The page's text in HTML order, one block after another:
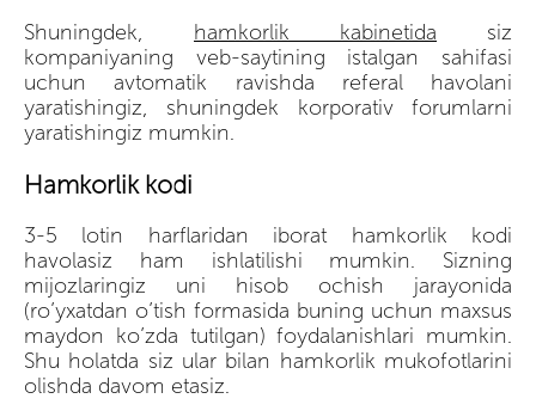
Shuningdek, hamkorlik kabinetida siz
kompaniyaning veb-saytining istalgan sahifasi
uchun avtomatik ravishda referal havolani
yaratishingiz, shuningdek korporativ forumlarni
yaratishingiz mumkin.
Hamkorlik kodi
3-5 lotin harflaridan iborat hamkorlik kodi
havolasiz ham ishlatilishi mumkin. Sizning
mijozlaringiz uni hisob ochish jarayonida
(ro’yxatdan o’tish formasida buning uchun maxsus
maydon ko’zda tutilgan) foydalanishlari mumkin.
Shu holatda siz ular bilan hamkorlik mukofotlarini
olishda davom etasiz.